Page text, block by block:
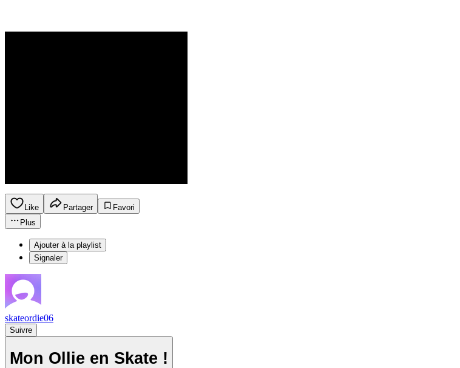
Like Partager
Favori
Plus
Ajouter à la playlist
Signaler
skateordie06
Suivre
Mon Ollie en Skate !